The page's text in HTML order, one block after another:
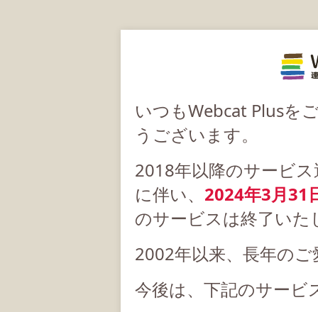
いつもWebcat Plusを
うございます。
2018年以降のサービ
に伴い、 2024年3月31
のサービスは終了いた
2002年以来、長年の
今後は、下記のサービ